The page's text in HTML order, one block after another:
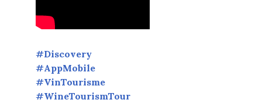
#Discovery
#AppMobile
#VinTourisme
#WineTourismTour